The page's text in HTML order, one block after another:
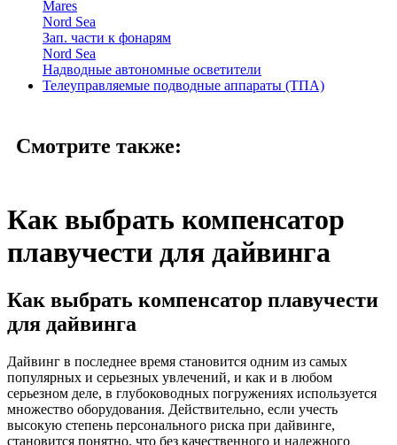
Mares
Nord Sea
Зап. части к фонарям
Nord Sea
Надводные автономные осветители
Телеуправляемые подводные аппараты (ТПА)
Смотрите также:
Как выбрать компенсатор
плавучести для дайвинга
Как выбрать компенсатор плавучести
для дайвинга
Дайвинг в последнее время становится одним из самых
популярных и серьезных увлечений, и как и в любом
серьезном деле, в глубоководных погружениях используется
множество оборудования. Действительно, если учесть
высокую степень персонального риска при дайвинге,
становится понятно, что без качественного и надежного